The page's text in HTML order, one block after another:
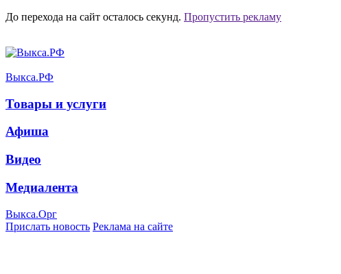
До перехода на сайт осталось секунд. Пропустить рекламу
Выкса.РФ
Товары и услуги
Афиша
Видео
Медиалента
Выкса.Орг
Прислать новость Реклама на сайте